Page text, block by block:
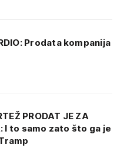
Prodata kompanija
PRODAT JE ZA
I to samo zato što ga je